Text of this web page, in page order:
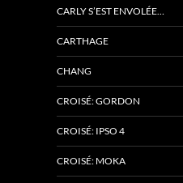
CARLY S’EST ENVOLÉE…
CARTHAGE
CHANG
CROISÉ: GORDON
CROISÉ: IPSO 4
CROISÉ: MOKA